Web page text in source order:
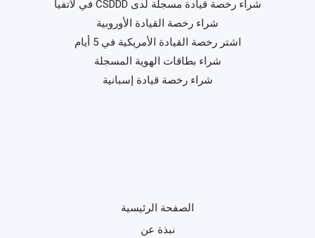
شراء رخصة قيادة مسجلة لدى CSDDD في لاتفيا
شراء رخصة القيادة الأوروبية
اشتر رخصة القيادة الأمريكية في 5 أيام
شراء بطاقات الهوية المسجلة
شراء رخصة قيادة إسبانية
الصفحة الرئيسية
نبذة عن